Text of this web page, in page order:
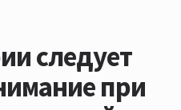
следует
при